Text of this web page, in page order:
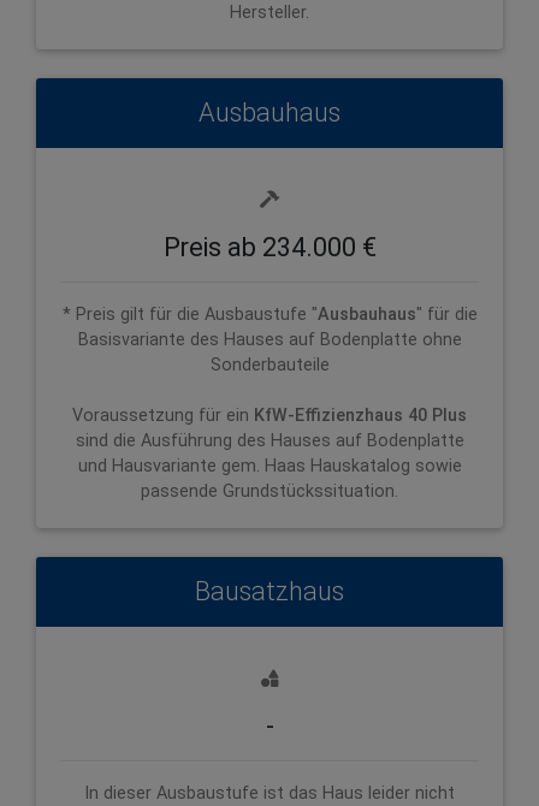
Hersteller.
Ausbauhaus
Preis ab 234.000 €
* Preis gilt für die Ausbaustufe "Ausbauhaus" für die
Basisvariante des Hauses auf Bodenplatte ohne
Sonderbauteile
Voraussetzung für ein KfW-Effizienzhaus 40 Plus
sind die Ausführung des Hauses auf Bodenplatte
und Hausvariante gem. Haas Hauskatalog sowie
passende Grundstückssituation.
Bausatzhaus
-
In dieser Ausbaustufe ist das Haus leider nicht